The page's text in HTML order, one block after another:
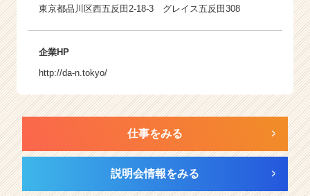
東京都品川区西五反田2-18-3 グレイス五反田308
企業HP
http://da-n.tokyo/
仕事をみる
説明会情報をみる